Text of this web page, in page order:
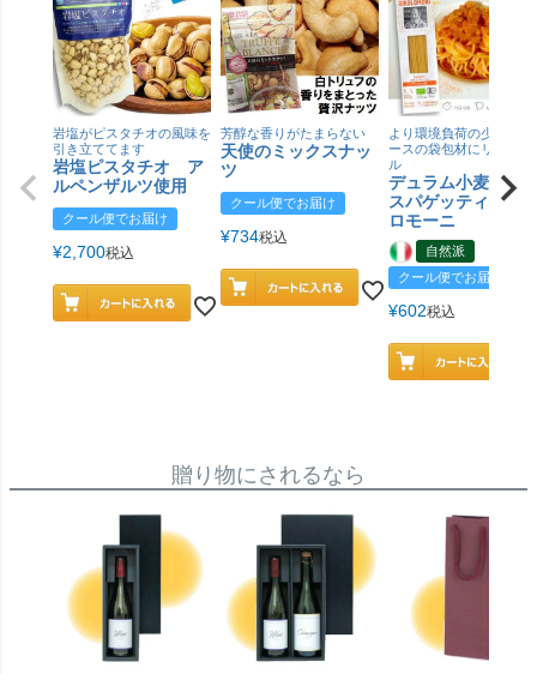
岩塩がピスタチオの風味を
引き立ててます
岩塩ピスタチオ ア
ルペンザルツ使用
クール便でお届け
¥2,700税込
芳醇な香りがたまらない
天使のミックスナッ
ツ
クール便でお届け
¥734税込
より環境負荷の少ない紙
ースの袋包材にリニュー
ル
デュラム小麦 有
スパゲッティ／ジ
ロモーニ
自然派
クール便でお届け
¥602税込
贈り物にされるなら